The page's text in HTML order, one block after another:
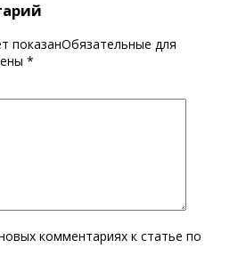
показанОбязательные для
*
комментариях к статье по